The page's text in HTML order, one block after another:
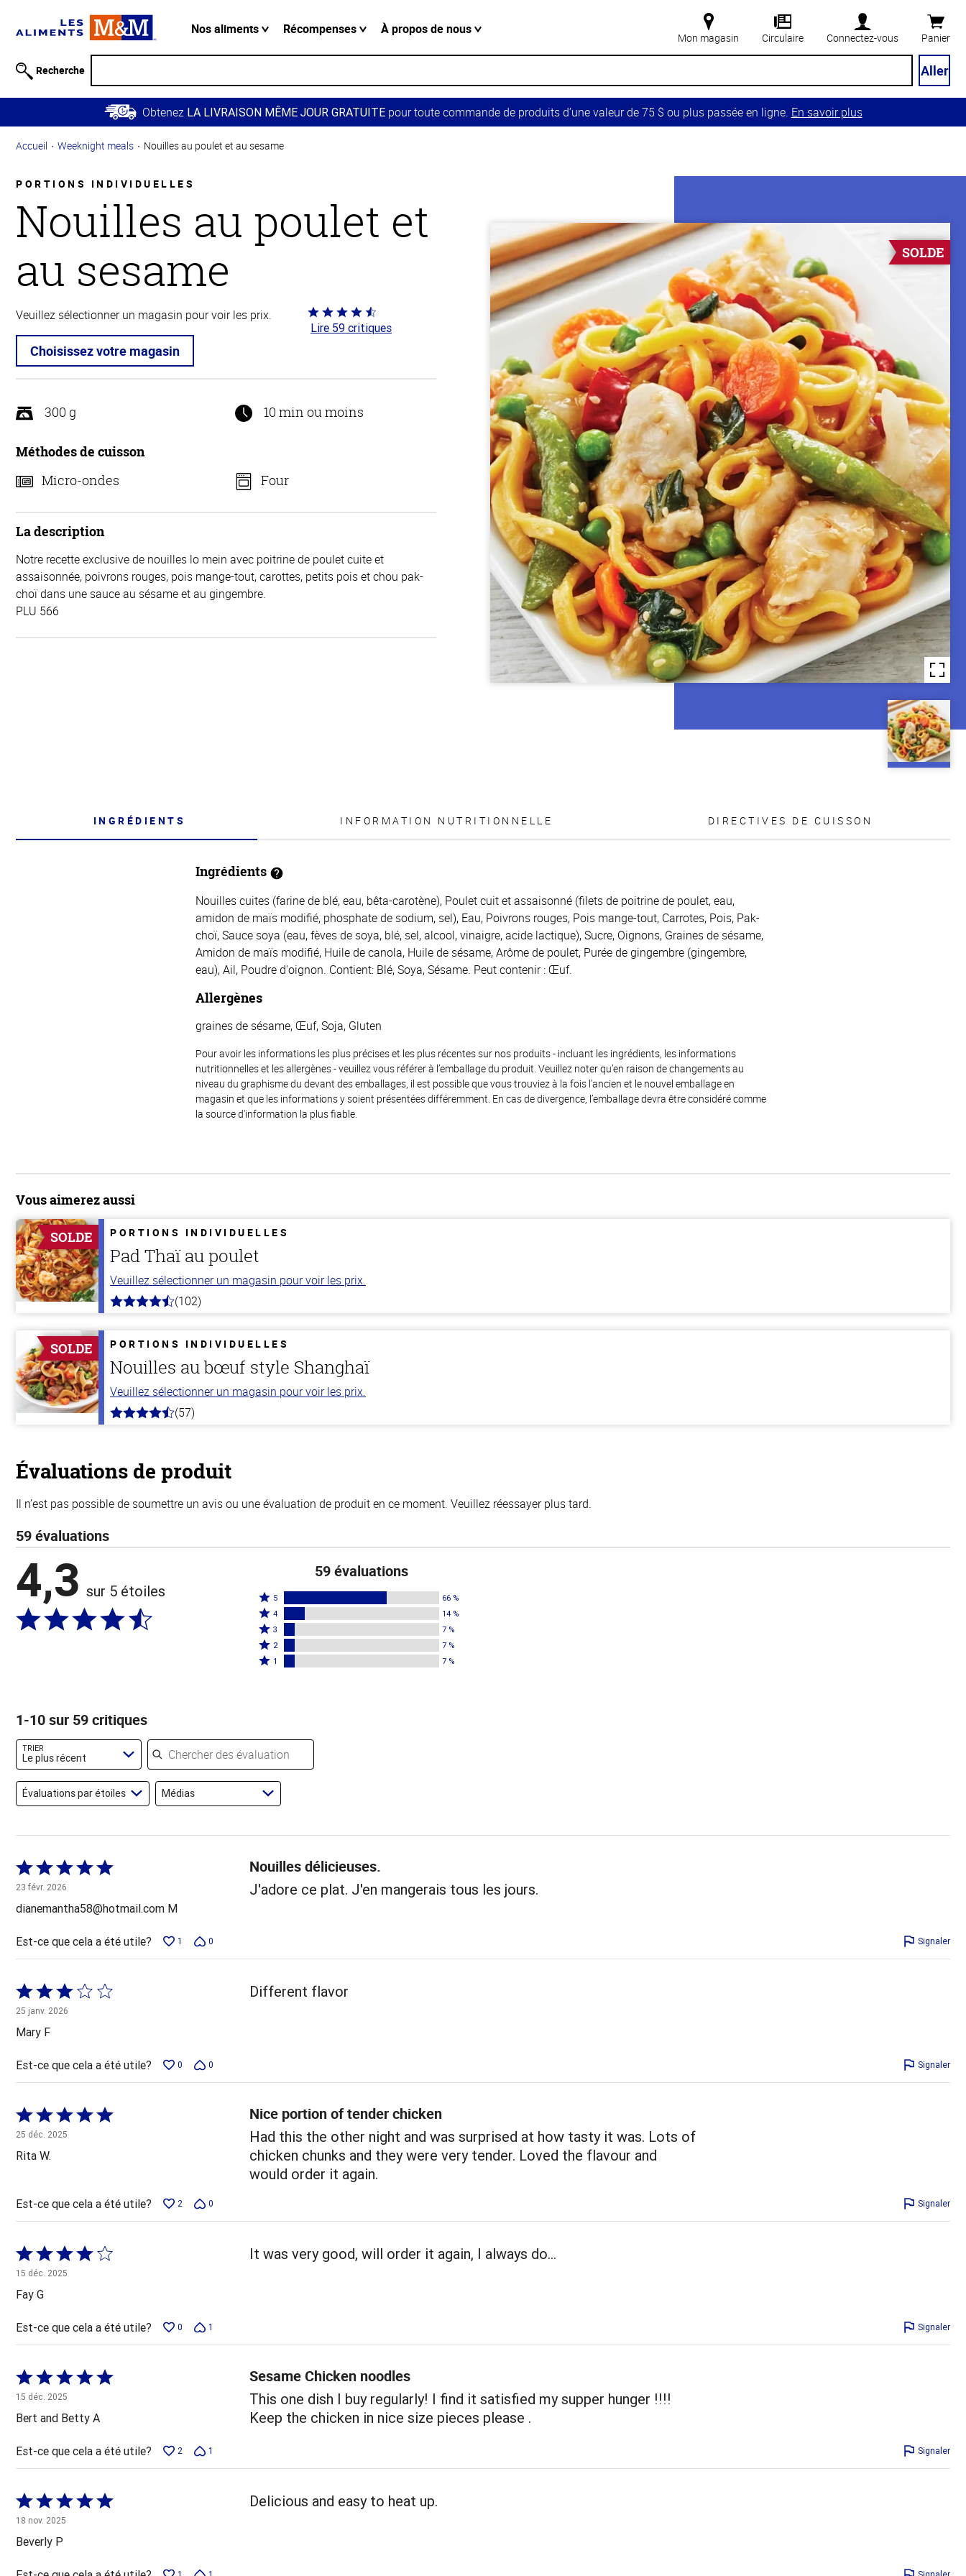
relative à
Passer
contenu
Retour à
principale
Nos aliments Récompenses À propos de nous
Mon magasin Circulaire Connectez-vous Panier
Recherche Aller
Obtenez LA LIVRAISON MÊME JOUR GRATUITEpour toute commande de produits d’une valeur de 75 $ ou plus passée en ligne. En savoir plus
Accueil Weeknight meals Nouilles au poulet et au sesame
PORTIONS INDIVIDUELLES
Nouilles au poulet et
au sesame
SOLDE
Veuillez sélectionner un magasin pour voir les prix.
Choisissez votre magasin
Coté
4.3 sur
Lire 59 critiques
300 g 10 min ou moins
Méthodes de cuisson
Micro-ondes
Four
La description
Notre recette exclusive de nouilles lo mein avec poitrine de poulet cuite et
assaisonnée, poivrons rouges, pois mange-tout, carottes, petits pois et chou pak-
choï dans une sauce au sésame et au gingembre.
PLU 566
INGRÉDIENTS INFORMATION NUTRITIONNELLE DIRECTIVES DE CUISSON
Ingrédients
Nouilles cuites (farine de blé, eau, bêta-carotène), Poulet cuit et assaisonné (filets de poitrine de poulet, eau,
amidon de maïs modifié, phosphate de sodium, sel), Eau, Poivrons rouges, Pois mange-tout, Carrotes, Pois, Pak-
choï, Sauce soya (eau, fèves de soya, blé, sel, alcool, vinaigre, acide lactique), Sucre, Oignons, Graines de sésame,
Amidon de maïs modifié, Huile de canola, Huile de sésame, Arôme de poulet, Purée de gingembre (gingembre,
eau), Ail, Poudre d'oignon. Contient: Blé, Soya, Sésame. Peut contenir : Œuf.
Allergènes
graines de sésame, Œuf, Soja, Gluten
Pour avoir les informations les plus précises et les plus récentes sur nos produits - incluant les ingrédients, les informations
nutritionnelles et les allergènes - veuillez vous référer à l’emballage du produit. Veuillez noter qu’en raison de changements au
niveau du graphisme du devant des emballages, il est possible que vous trouviez à la fois l’ancien et le nouvel emballage en
magasin et que les informations y soient présentées différemment. En cas de divergence, l’emballage devra être considéré comme
la source d'information la plus fiable.
Vous aimerez aussi
SOLDE PORTIONS INDIVIDUELLES
Pad Thaï au poulet
Veuillez sélectionner un magasin pour voir les prix.
4.3
5
stars
(102)
SOLDE PORTIONS INDIVIDUELLES
Nouilles au bœuf style Shanghaï
Veuillez sélectionner un magasin pour voir les prix.
4.2
(57)
Évaluations de produit
Il n’est pas possible de soumettre un avis ou une évaluation de produit en ce moment. Veuillez réessayer plus tard.
59 évaluations
4,3 sur 5 étoiles
59 évaluations
Coté
5
étoiles
par
66 %
5 66 %
Coté
4
étoiles
par
4 14 %
Coté
3
étoiles
3 7 %
Coté
2
évaluateurs
2 7 %
Coté1 7 %
1-10 sur 59 critiques
TRIER
Le plus récent
Chercher des évaluations
Évaluations par étoiles Médias
Coté
5 sur
5
23 févr. 2026
dianemantha58@hotmail.com M
Nouilles délicieuses.
J'adore ce plat. J'en mangerais tous les jours.
Est-ce que cela a été utile? 1 0 Signaler
Coté
3 sur
5
25 janv. 2026
Mary F
Different flavor
Est-ce que cela a été utile? 0 0 Signaler
Coté
5 sur
5
25 déc. 2025
Rita W.
Nice portion of tender chicken
Had this the other night and was surprised at how tasty it was. Lots of
chicken chunks and they were very tender. Loved the flavour and
would order it again.
Est-ce que cela a été utile? 2 0 Signaler
Coté
4 sur
5
15 déc. 2025
Fay G
It was very good, will order it again, I always do…
Est-ce que cela a été utile? 0 1 Signaler
Coté
5 sur
5
15 déc. 2025
Bert and Betty A
Sesame Chicken noodles
This one dish I buy regularly! I find it satisfied my supper hunger !!!!
Keep the chicken in nice size pieces please .
Est-ce que cela a été utile? 2 1 Signaler
Coté
5 sur
5
18 nov. 2025
Beverly P
Delicious and easy to heat up.